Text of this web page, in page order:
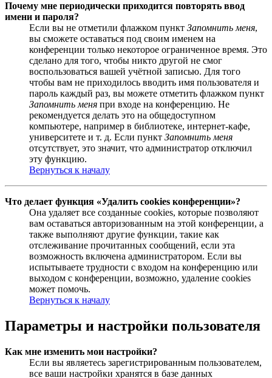
Почему мне периодически приходится повторять ввод
имени и пароля?
Если вы не отметили флажком пункт Запомнить меня,
вы сможете оставаться под своим именем на
конференции только некоторое ограниченное время. Это
сделано для того, чтобы никто другой не смог
воспользоваться вашей учётной записью. Для того
чтобы вам не приходилось вводить имя пользователя и
пароль каждый раз, вы можете отметить флажком пункт
Запомнить меня при входе на конференцию. Не
рекомендуется делать это на общедоступном
компьютере, например в библиотеке, интернет-кафе,
университете и т. д. Если пункт Запомнить меня
отсутствует, это значит, что администратор отключил
эту функцию.
Вернуться к началу
Что делает функция «Удалить cookies конференции»?
Она удаляет все созданные cookies, которые позволяют
вам оставаться авторизованным на этой конференции, а
также выполняют другие функции, такие как
отслеживание прочитанных сообщений, если эта
возможность включена администратором. Если вы
испытываете трудности с входом на конференцию или
выходом с конференции, возможно, удаление cookies
может помочь.
Вернуться к началу
Параметры и настройки пользователя
Как мне изменить мои настройки?
Если вы являетесь зарегистрированным пользователем,
все ваши настройки хранятся в базе данных